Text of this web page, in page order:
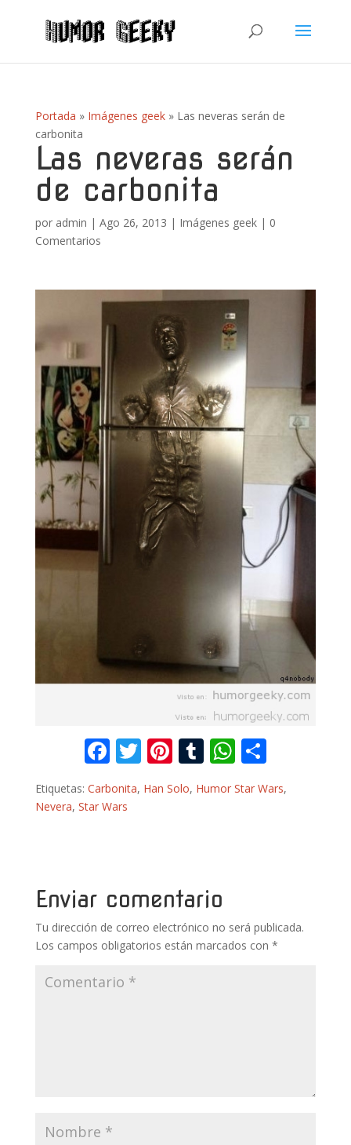
Portada » Imágenes geek» Las neveras serán de
carbonita
Las neveras serán
de carbonita
por admin | Ago 26, 2013 | Imágenes geek| 0
Comentarios
F
ac
e
k
T
w
itt
Pi
nt
er
T
u
m
W
h
at m
Etiquetas: Carbonita, Han Solo, Humor Star Wars,
Nevera, Star Wars
Enviar comentario
Tu dirección de correo electrónico no será publicada.
Los campos obligatorios están marcados con *